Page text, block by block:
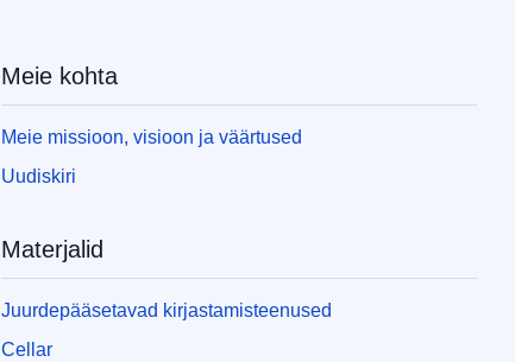
Meie kohta
Meie missioon, visioon ja väärtused
Uudiskiri
Materjalid
Juurdepääsetavad kirjastamisteenused
Cellar